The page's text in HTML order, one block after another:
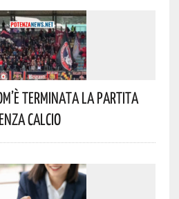
Terminata La Partita
Calcio